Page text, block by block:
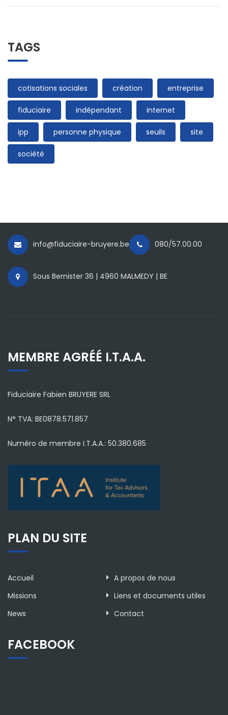
TAGS
cotisations sociales création entreprise
fiduciaire indépendant internet
ipp personne physique seuils site
société
info@fiduciaire-bruyere.be 080/57.00.00
Sous Bernister 36 | 4960 MALMEDY | BE
MEMBRE AGRÉÉ I.T.A.A.
Fiduciaire Fabien BRUYERE SRL
N° TVA: BE0878.571.857
Numéro de membre I.T.A.A.: 50.380.685
PLAN DU SITE
Accueil
A propos de nous
Missions
Liens et documents utiles
News
Contact
FACEBOOK